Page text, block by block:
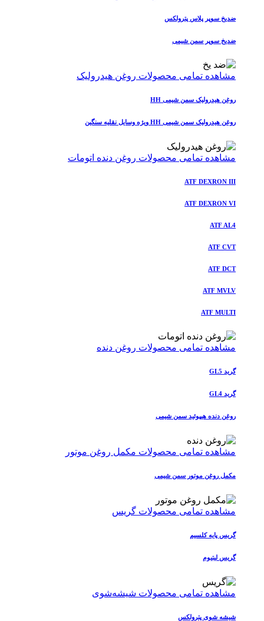
ضدیخ سوپر پلاس پترولکس
ضدیخ سوپر سمن شیمی
مشاهده تمامی محصولات روغن هیدرولیک
روغن هیدرولیک سمن شیمی HH
روغن هیدرولیک سمن شیمی HH ویژه وسایل نقلیه سنگین
مشاهده تمامی محصولات روغن دنده اتومات
ATF DEXRON III
ATF DEXRON VI
ATF AL4
ATF CVT
ATF DCT
ATF MVLV
ATF MULTI
مشاهده تمامی محصولات روغن دنده
گرید GL5
گرید GL4
روغن دنده هیپوئید سمن شیمی
مشاهده تمامی محصولات مکمل روغن موتور
مکمل روغن موتور سمن شیمی
مشاهده تمامی محصولات گریس
گریس پایه کلسیم
گریس لیتیوم
مشاهده تمامی محصولات شیشه‌شوی
شیشه شوی پترولکس